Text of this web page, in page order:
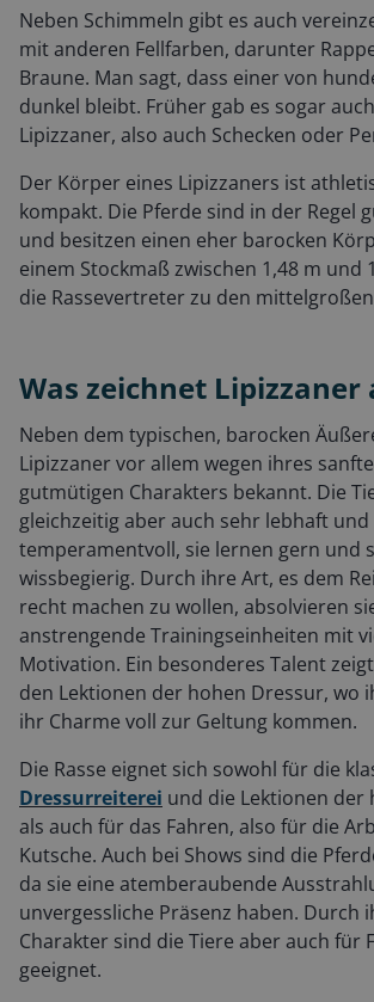
Neben Schimmeln gibt es auch
mit anderen Fellfarben, darunter
Braune. Man sagt, dass einer von
dunkel bleibt. Früher gab es sogar
Lipizzaner, also auch Schecken oder
Der Körper eines Lipizzaners ist
kompakt. Die Pferde sind in der Regel
und besitzen einen eher barocken
einem Stockmaß zwischen 1,48 m und
die Rassevertreter zu den
Was zeichnet Lipizzaner
Neben dem typischen, barocken
Lipizzaner vor allem wegen ihres
gutmütigen Charakters bekannt. Die
gleichzeitig aber auch sehr lebhaft und
temperamentvoll, sie lernen gern und
wissbegierig. Durch ihre Art, es dem
recht machen zu wollen, absolvieren
anstrengende Trainingseinheiten mit
Motivation. Ein besonderes Talent
den Lektionen der hohen Dressur, wo
ihr Charme voll zur Geltung kommen.
Die Rasse eignet sich sowohl für die
Dressurreiterei und die Lektionen der
als auch für das Fahren, also für die
Kutsche. Auch bei Shows sind die
da sie eine atemberaubende
unvergessliche Präsenz haben. Durch
Charakter sind die Tiere aber auch für
geeignet.